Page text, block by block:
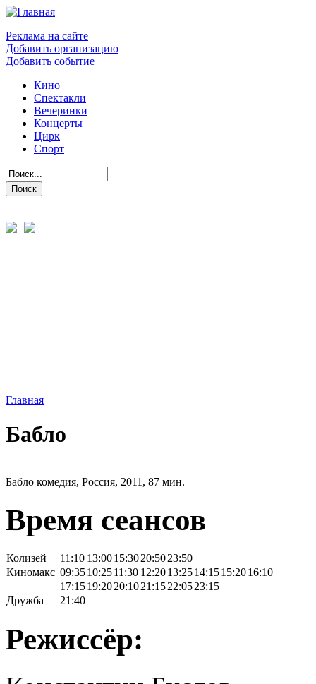
Реклама на сайте
Добавить организацию
Добавить событие
Кино
Спектакли
Вечеринки
Концерты
Цирк
Спорт
Главная
Бабло
Бабло комедия, Россия, 2011, 87 мин.
Время сеансов
Колизей 11:10 13:0015:3020:5023:50
Киномакс 09:3510:2511:30 12:2013:2514:1515:2016:10
17:1519:2020:1021:1522:0523:15
Дружба
21:40
Режиссёр: